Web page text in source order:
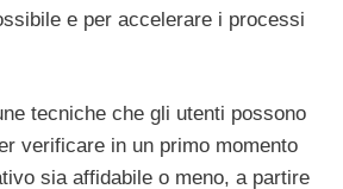
e per accelerare i processi
tecniche che gli utenti possono
verificare in un primo momento
sia affidabile o meno, a partire